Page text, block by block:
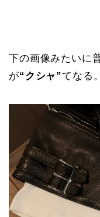
下の画像みたいに
が“クシャ”てなる。